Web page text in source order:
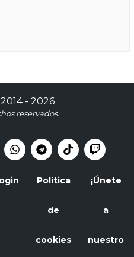
- 2026
reservados.
Política
de
cookies
¡Únete
a
nuestro